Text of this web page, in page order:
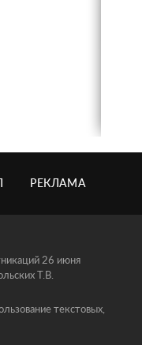
РЕКЛАМА
26 июня
Т.В.
текстовых,